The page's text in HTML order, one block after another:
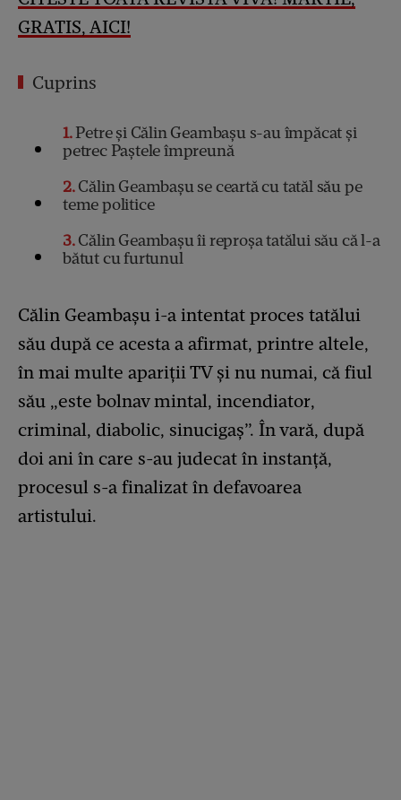
GRATIS, AICI!
Cuprins
1Petre și Călin Geambașu s-au împăcat și
petrec Paștele împreună
2Călin Geambașu se ceartă cu tatăl său pe
teme politice
3Călin Geambaşu îi reproșa tatălui său că l-a
bătut cu furtunul
Călin Geambașu i-a intentat proces tatălui
său după ce acesta a afirmat, printre altele,
în mai multe apariții TV și nu numai, că fiul
său „este bolnav mintal, incendiator,
criminal, diabolic, sinucigaș”. În vară, după
doi ani în care s-au judecat în instanță,
procesul s-a finalizat în defavoarea
artistului.